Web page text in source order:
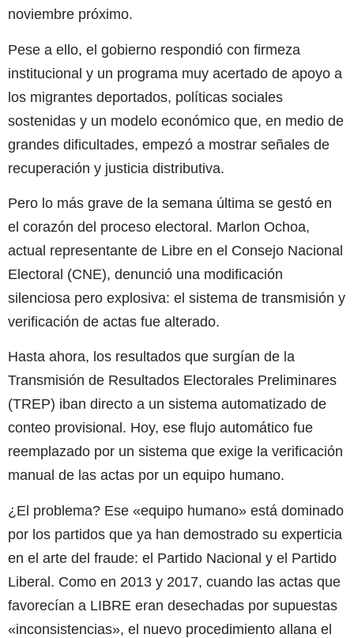
noviembre próximo.
Pese a ello, el gobierno respondió con firmeza
institucional y un programa muy acertado de apoyo a
los migrantes deportados, políticas sociales
sostenidas y un modelo económico que, en medio de
grandes dificultades, empezó a mostrar señales de
recuperación y justicia distributiva.
Pero lo más grave de la semana última se gestó en
el corazón del proceso electoral. Marlon Ochoa,
actual representante de Libre en el Consejo Nacional
Electoral (CNE), denunció una modificación
silenciosa pero explosiva: el sistema de transmisión y
verificación de actas fue alterado.
Hasta ahora, los resultados que surgían de la
Transmisión de Resultados Electorales Preliminares
(TREP) iban directo a un sistema automatizado de
conteo provisional. Hoy, ese flujo automático fue
reemplazado por un sistema que exige la verificación
manual de las actas por un equipo humano.
¿El problema? Ese «equipo humano» está dominado
por los partidos que ya han demostrado su experticia
en el arte del fraude: el Partido Nacional y el Partido
Liberal. Como en 2013 y 2017, cuando las actas que
favorecían a LIBRE eran desechadas por supuestas
«inconsistencias», el nuevo procedimiento allana el